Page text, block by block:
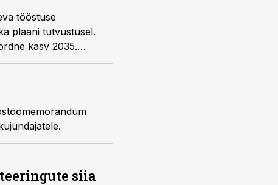
tööstuse
plaani tutvustusel.
kasv 2035.
siia